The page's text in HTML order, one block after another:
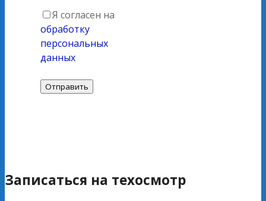
Я согласен на
обработку
персональных
данных
Записаться на техосмотр